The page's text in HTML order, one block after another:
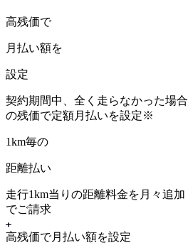
高残価で
月払い額を
設定
契約期間中、 全く走らなかった場合
の残価で定額月払いを設定※
1km毎の
距離払い
走行1km当りの距離料金を月々追加
でご請求
高残価で月払い額を設定